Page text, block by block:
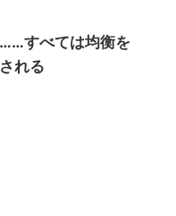
すべては均衡を
れる